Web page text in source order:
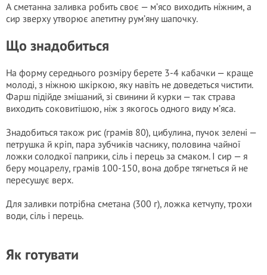
А сметанна заливка робить своє — м’ясо виходить ніжним, а
сир зверху утворює апетитну рум’яну шапочку.
Що знадобиться
На форму середнього розміру берете 3-4 кабачки — краще
молоді, з ніжною шкіркою, яку навіть не доведеться чистити.
Фарш підійде змішаний, зі свинини й курки — так страва
виходить соковитішою, ніж з якогось одного виду м’яса.
Знадобиться також рис (грамів 80), цибулина, пучок зелені —
петрушка й кріп, пара зубчиків часнику, половина чайної
ложки солодкої паприки, сіль і перець за смаком. І сир — я
беру моцарелу, грамів 100-150, вона добре тягнеться й не
пересушує верх.
Для заливки потрібна сметана (300 г), ложка кетчупу, трохи
води, сіль і перець.
Як готувати